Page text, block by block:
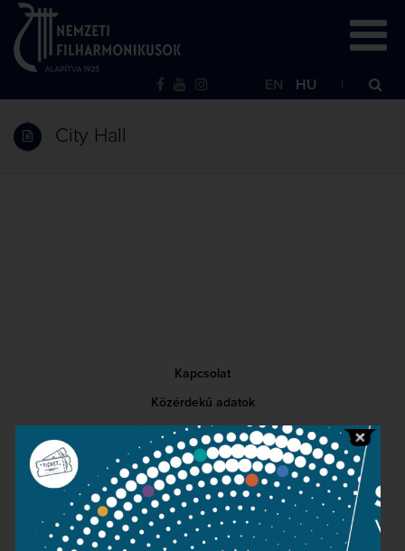
EN HU
City Hall
Kapcsolat
Közérdekű adatok
Sajtószoba
Adatvédelem
Impresszum